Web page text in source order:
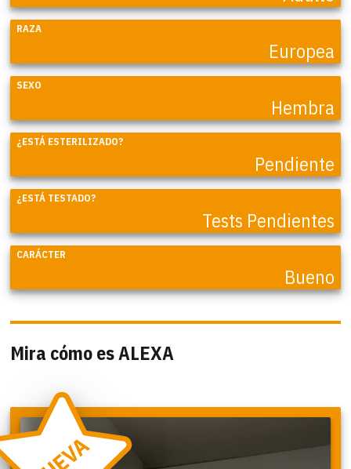
RAZA
Europea
SEXO
Hembra
¿ESTÁ ESTERILIZADO?
Pendiente
¿ESTÁ TESTADO?
Tests Pendientes
CARÁCTER
Bueno
Mira cómo es ALEXA